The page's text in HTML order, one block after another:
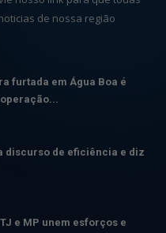
de nossa região
furtada em Água Boa é
discurso de eficiência e diz
e MP unem esforços e